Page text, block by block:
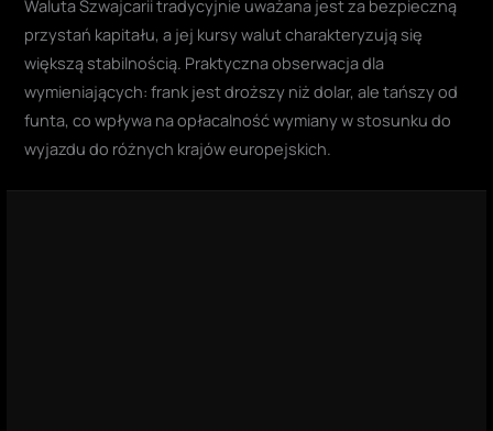
Waluta Szwajcarii tradycyjnie uważana jest za bezpieczną
przystań kapitału, a jej kursy walut charakteryzują się
większą stabilnością. Praktyczna obserwacja dla
wymieniających: frank jest droższy niż dolar, ale tańszy od
funta, co wpływa na opłacalność wymiany w stosunku do
wyjazdu do różnych krajów europejskich.